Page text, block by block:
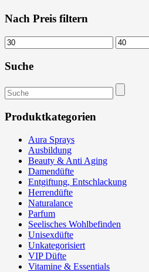
Nach Preis filtern
Min.
Preis
Max.
Preis
Suche
Suchen
nach:
Produktkategorien
Aura Sprays
Ausbildung
Beauty & Anti Aging
Damendüfte
Entgiftung, Entschlackung
Herrendüfte
Naturalance
Parfum
Seelisches Wohlbefinden
Unisexdüfte
Unkategorisiert
VIP Düfte
Vitamine & Essentials